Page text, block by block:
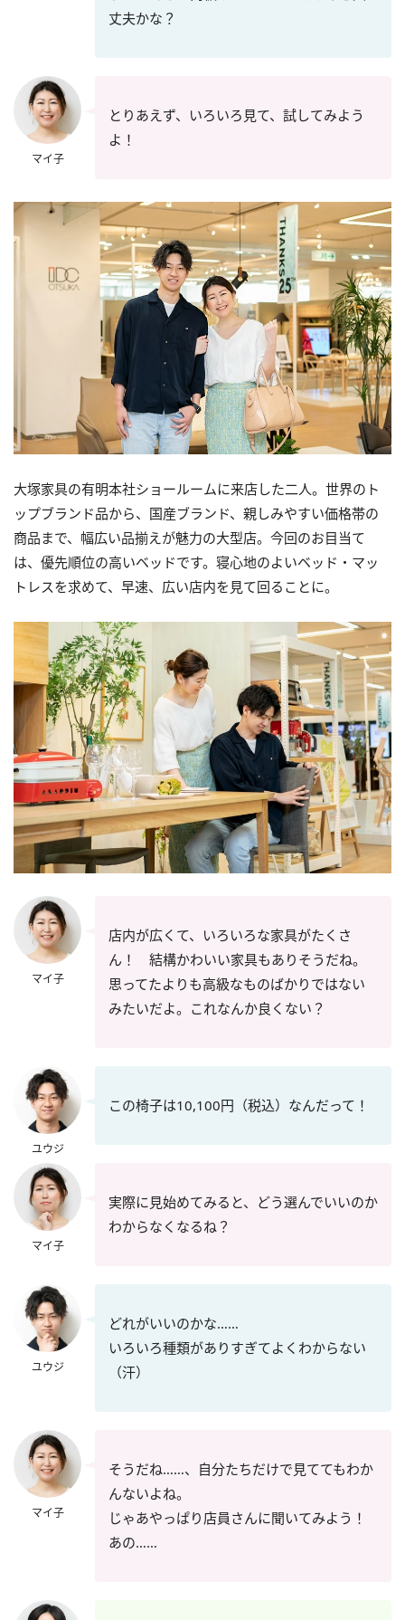
丈夫かな？
マイ子
とりあえず、いろいろ見て、試してみよう
よ！
大塚家具の有明本社ショールームに来店した二人。世界のト
ップブランド品から、国産ブランド、親しみやすい価格帯の
商品まで、幅広い品揃えが魅力の大型店。今回のお目当て
は、優先順位の高いベッドです。寝心地のよいベッド・マッ
トレスを求めて、早速、広い店内を見て回ることに。
マイ子
店内が広くて、いろいろな家具がたくさ
ん！ 結構かわいい家具もありそうだね。
思ってたよりも高級なものばかりではない
みたいだよ。これなんか良くない？
ユウジ
この椅子は10,100円（税込）なんだって！
マイ子
実際に見始めてみると、どう選んでいいのか
わからなくなるね？
ユウジ
どれがいいのかな……
いろいろ種類がありすぎてよくわからない
（汗）
マイ子
そうだね……、自分たちだけで見ててもわか
んないよね。
じゃあやっぱり店員さんに聞いてみよう！
あの……